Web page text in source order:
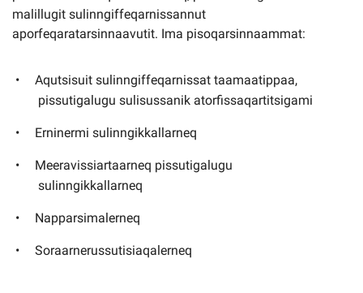
malillugit sulinngiffeqarnissannut
aporfeqaratarsinnaavutit. Ima pisoqarsinnaammat:
Aqutsisuit sulinngiffeqarnissat taamaatippaa,
pissutigalugu sulisussanik atorfissaqartitsigami
Erninermi sulinngikkallarneq
Meeravissiartaarneq pissutigalugu
sulinngikkallarneq
Napparsimalerneq
Soraarnerussutisiaqalerneq